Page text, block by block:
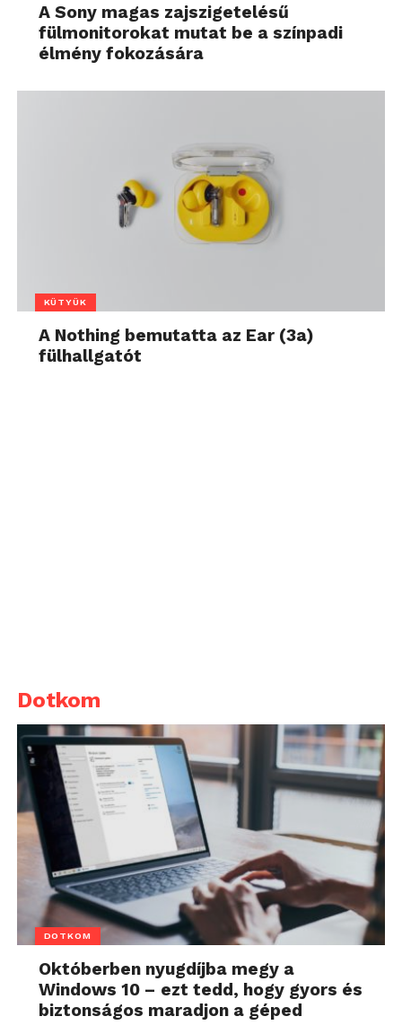
A Sony magas zajszigetelésű
fülmonitorokat mutat be a színpadi
élmény fokozására
KÜTYÜK
A Nothing bemutatta az Ear (3a)
fülhallgatót
Dotkom
DOTKOM
Októberben nyugdíjba megy a
Windows 10 – ezt tedd, hogy gyors és
biztonságos maradjon a géped